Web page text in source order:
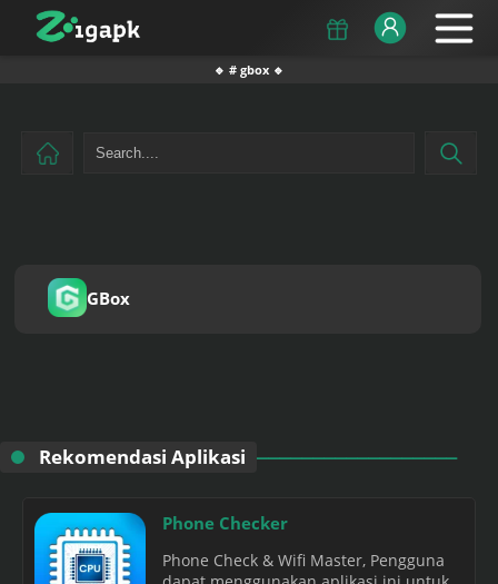
🔹 # gbox 🔹
GBox
Rekomendasi Aplikasi
Phone Checker
Phone Check & Wifi Master, Pengguna